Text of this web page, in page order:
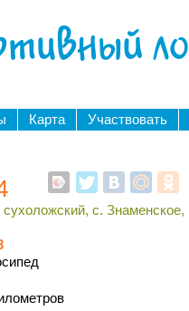
Карта Участвовать
с. Знаменское,